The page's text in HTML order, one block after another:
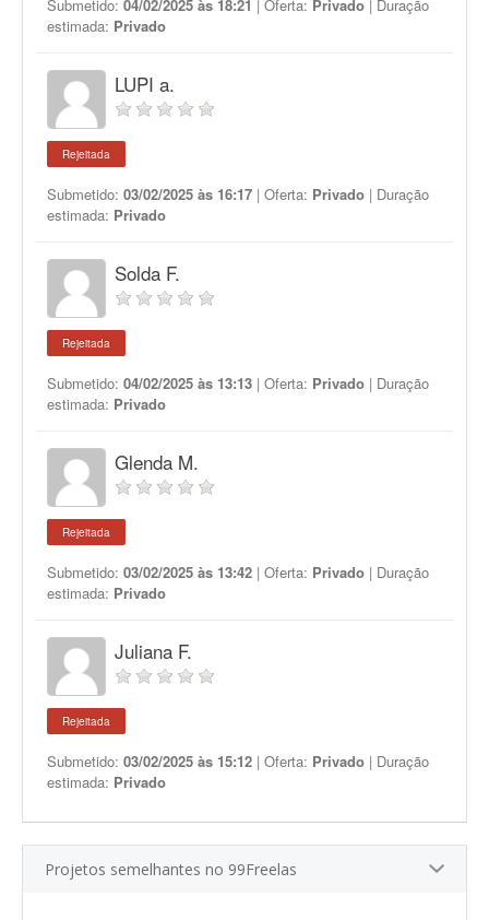
Submetido: 04/02/2025 às 18:21 | Oferta: Privado | Duração
estimada: Privado
LUPI a.
Rejeitada
Submetido: 03/02/2025 às 16:17 | Oferta: Privado | Duração
estimada: Privado
Solda F.
Rejeitada
Submetido: 04/02/2025 às 13:13 | Oferta: Privado | Duração
estimada: Privado
Glenda M.
Rejeitada
Submetido: 03/02/2025 às 13:42 | Oferta: Privado | Duração
estimada: Privado
Juliana F.
Rejeitada
Submetido: 03/02/2025 às 15:12 | Oferta: Privado | Duração
estimada: Privado
Projetos semelhantes no 99Freelas